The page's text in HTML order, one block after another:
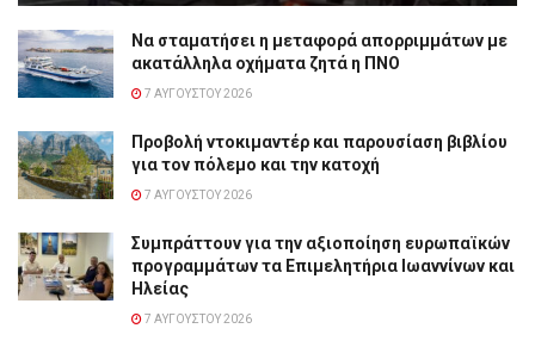
Να σταματήσει η μεταφορά απορριμμάτων με
ακατάλληλα οχήματα ζητά η ΠΝΟ
7 ΑΥΓΟΎΣΤΟΥ 2026
Προβολή ντοκιμαντέρ και παρουσίαση βιβλίου
για τον πόλεμο και την κατοχή
7 ΑΥΓΟΎΣΤΟΥ 2026
Συμπράττουν για την αξιοποίηση ευρωπαϊκών
προγραμμάτων τα Επιμελητήρια Ιωαννίνων και
Ηλείας
7 ΑΥΓΟΎΣΤΟΥ 2026